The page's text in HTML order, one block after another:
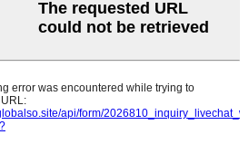
úr þungum málmi,